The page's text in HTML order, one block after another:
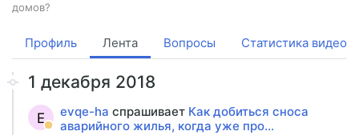
домов?
Профиль Лента Вопросы Статистика видео
1 декабря 2018
E evqe-ha спрашивает Как добиться сноса
аварийного жилья, когда уже про...